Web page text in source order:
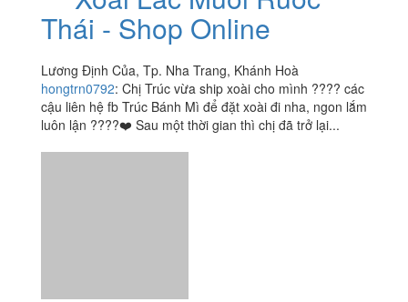
Hoàng Văn Thụ, Tp. Nha Trang, Khánh Hoà
iamkhanhly2190 :Xôi mặn ở đây rất là ngon, mình đã ăn
nhiều chỗ ở Nha Trang r nhưng thấy chỗ này ngon nhất,
lại rẻ nữa, muốn mua hộp 15k hay 20k đều đc, mình
thường mua...
3.7 Xoài Lắc Muối Ruốc